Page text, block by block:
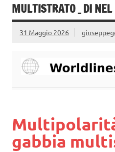
MULTISTRATO _ DI
31 Maggio 2026
gabbia